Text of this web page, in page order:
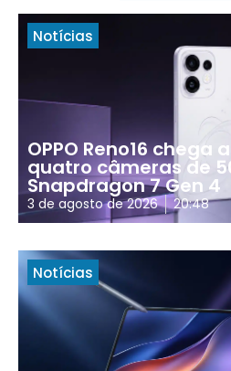
Notícias
OPPO Reno16 chega
quatro câmeras de
Snapdragon 7 Gen 4
3 de agosto de 2026 20:48
Notícias